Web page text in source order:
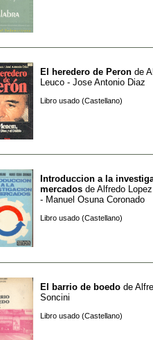
El heredero de Peron de
Leuco - Jose Antonio Diaz
Libro usado (Castellano)
Introduccion a la
mercados de Alfredo
- Manuel Osuna Coronado
Libro usado (Castellano)
El barrio de boedo de
Soncini
Libro usado (Castellano)